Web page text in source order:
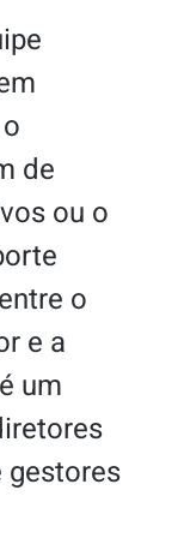
de
ou o
o
e a
um